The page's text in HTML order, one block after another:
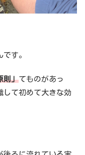
す。
則」てものがあっ
して初めて大きな効